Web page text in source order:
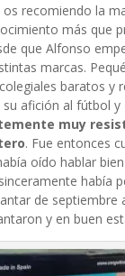
recomiendo la
más que
que Alfonso
marcas.
baratos y
afición al fútbol y
muy
. Fue entonces
oído hablar
había
de septiembre
y en buen